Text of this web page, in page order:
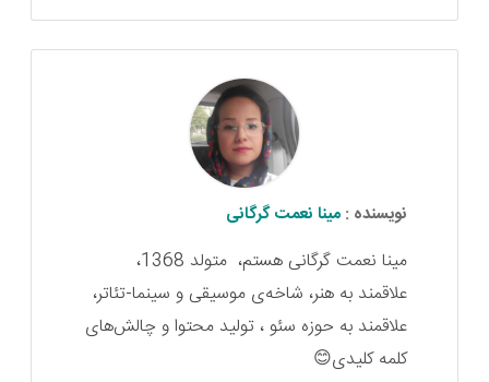
نویسنده :مینا نعمت گرگانی
مینا نعمت گرگانی هستم، متولد 1368،
علاقمند به هنر، شاخه‌ی موسیقی و سینما-تئاتر،
علاقمند به حوزه سئو ، تولید محتوا و چالش‌های
کلمه کلیدی😊